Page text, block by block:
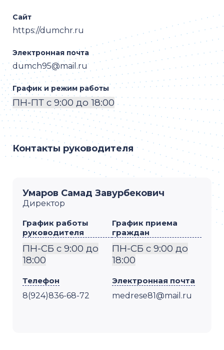
Сайт
https://dumchr.ru
Электронная почта
dumch95@mail.ru
График и режим работы
ПН-ПТ с 9:00 до 18:00
Контакты руководителя
Умаров Самад Завурбекович
Директор
График работы
руководителя
ПН-СБ с 9:00 до
18:00
График приема
граждан
ПН-СБ с 9:00 до
18:00
Телефон
8(924)836-68-72
Электронная почта
medrese81@mail.ru